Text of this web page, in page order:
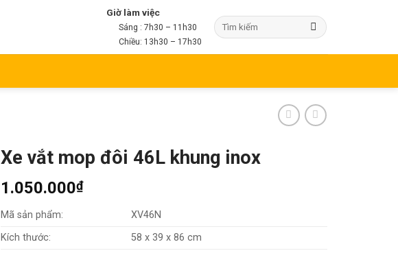
Giờ làm việc
Sáng : 7h30 – 11h30
Chiều: 13h30 – 17h30
Xe vắt mop đôi 46L khung inox
1.050.000₫
Mã sản phẩm:
XV46N
Kích thước:
58 x 39 x 86 cm